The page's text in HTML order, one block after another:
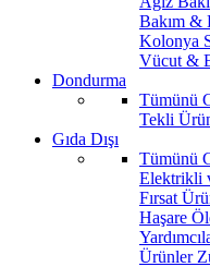
Bakım &
Kolonya
Vücut &
Dondurma
Tümünü
Tekli
Gıda Dışı
Tümünü
Elektrikli
Fırsat
Haşare
Ürünler